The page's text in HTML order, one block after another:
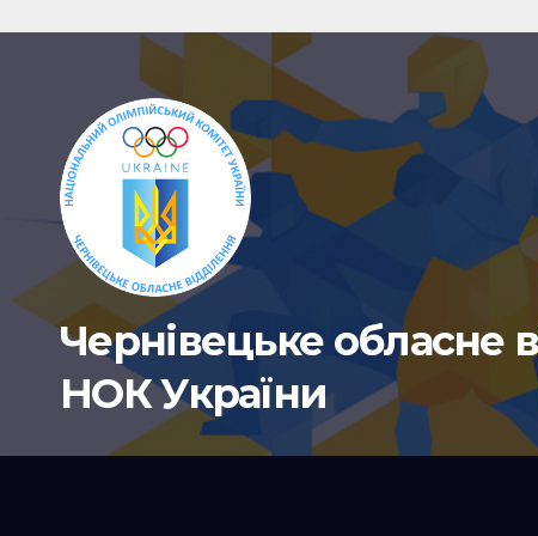
Водовоза.
Чернівецьке обласне
НОК України